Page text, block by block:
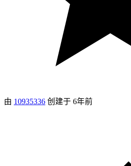
由 10935336 创建于 6年前